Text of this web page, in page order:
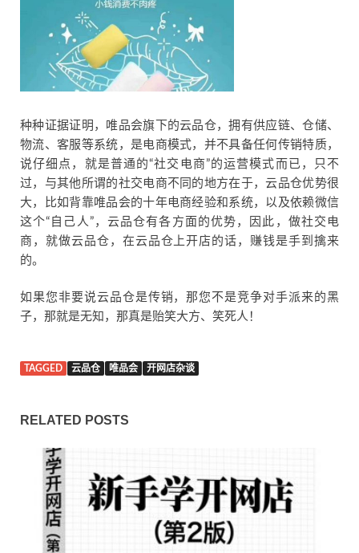
种种证据证明，唯品会旗下的云品仓，拥有供应链、仓储、
物流、客服等系统，是电商模式，并不具备任何传销特质，
说仔细点，就是普通的“社交电商”的运营模式而已，只不
过，与其他所谓的社交电商不同的地方在于，云品仓优势很
大，比如背靠唯品会的十年电商经验和系统，以及依赖微信
这个“自己人”，云品仓有各方面的优势，因此，做社交电
商，就做云品仓，在云品仓上开店的话，赚钱是手到擒来
的。
如果您非要说云品仓是传销，那您不是竞争对手派来的黑
子，那就是无知，那真是贻笑大方、笑死人！
TAGGED 云品仓 唯品会 开网店杂谈
RELATED POSTS